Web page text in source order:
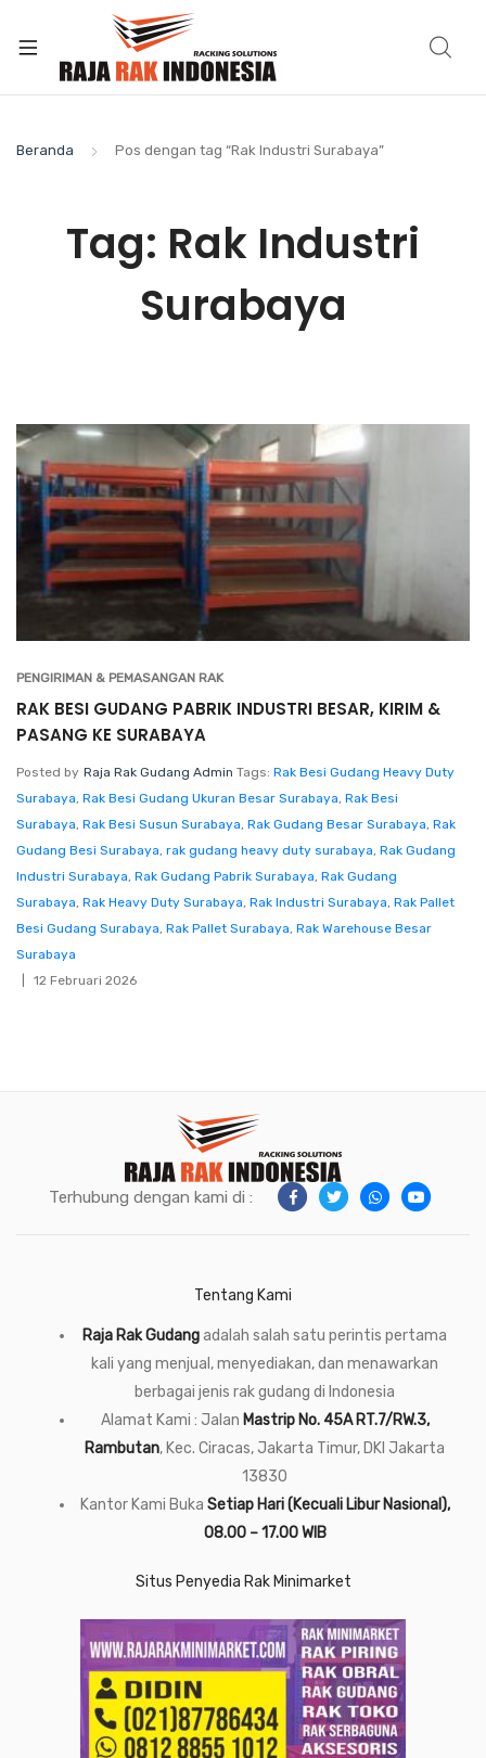
Beranda Pos dengan tag “Rak Industri Surabaya”
Tag: Rak Industri
Surabaya
PENGIRIMAN & PEMASANGAN RAK
RAK BESI GUDANG PABRIK INDUSTRI BESAR, KIRIM &
PASANG KE SURABAYA
Posted by Raja Rak Gudang Admin Tags: Rak Besi Gudang Heavy Duty
Surabaya, Rak Besi Gudang Ukuran Besar Surabaya, Rak Besi
Surabaya, Rak Besi Susun Surabaya, Rak Gudang Besar Surabaya, Rak
Gudang Besi Surabaya, rak gudang heavy duty surabaya, Rak Gudang
Industri Surabaya, Rak Gudang Pabrik Surabaya, Rak Gudang
Surabaya, Rak Heavy Duty Surabaya, Rak Industri Surabaya, Rak Pallet
Besi Gudang Surabaya, Rak Pallet Surabaya, Rak Warehouse Besar
Surabaya
12 Februari 2026
Terhubung dengan kami di :
Tentang Kami
Raja Rak Gudangadalah salah satu perintis pertama
kali yang menjual, menyediakan, dan menawarkan
berbagai jenis rak gudang di Indonesia
Alamat Kami : Jalan Mastrip No. 45A RT.7/RW.3,
Rambutan, Kec. Ciracas, Jakarta Timur, DKI Jakarta
13830
Kantor Kami Buka Setiap Hari (Kecuali Libur Nasional),
08.00 – 17.00 WIB
Situs Penyedia Rak Minimarket